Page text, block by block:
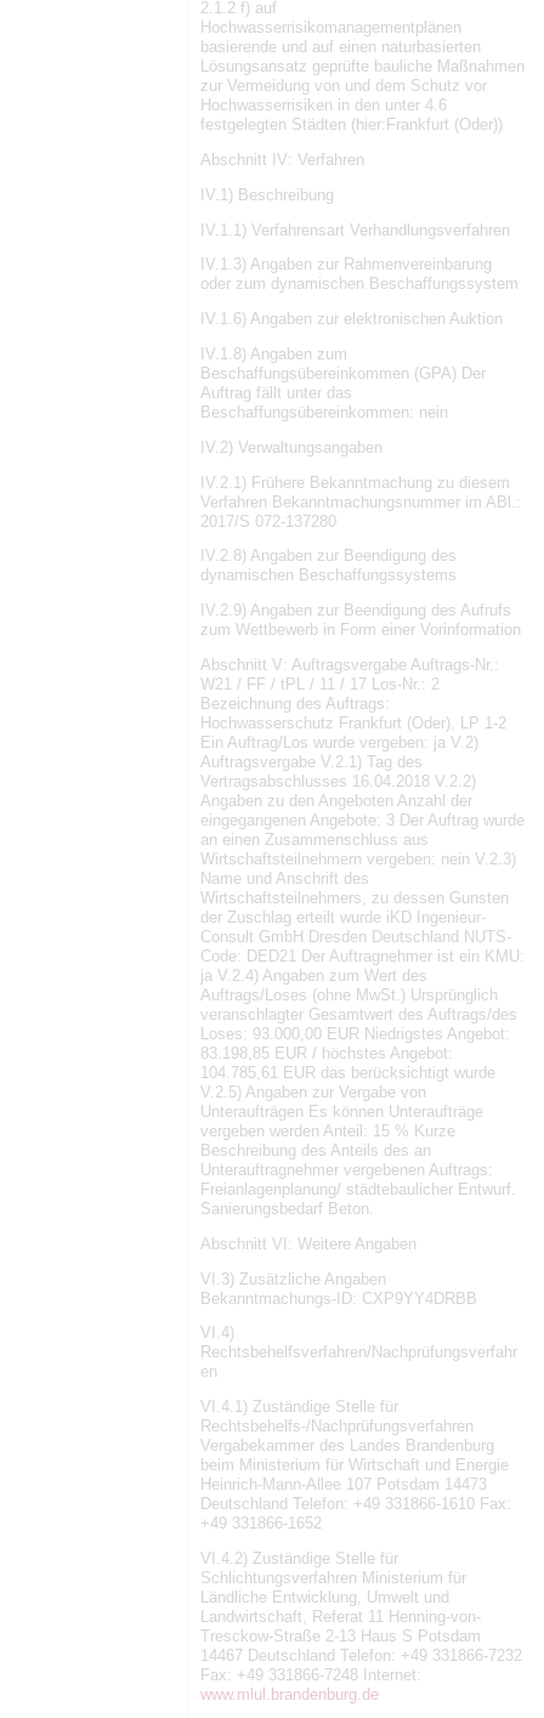
2.1.2 f) auf
Hochwasserrisikomanagementplänen
basierende und auf einen naturbasierten
Lösungsansatz geprüfte bauliche Maßnahmen
zur Vermeidung von und dem Schutz vor
Hochwasserrisiken in den unter 4.6
festgelegten Städten (hier:Frankfurt (Oder))
Abschnitt IV: Verfahren
IV.1) Beschreibung
IV.1.1) Verfahrensart Verhandlungsverfahren
IV.1.3) Angaben zur Rahmenvereinbarung
oder zum dynamischen Beschaffungssystem
IV.1.6) Angaben zur elektronischen Auktion
IV.1.8) Angaben zum
Beschaffungsübereinkommen (GPA) Der
Auftrag fällt unter das
Beschaffungsübereinkommen: nein
IV.2) Verwaltungsangaben
IV.2.1) Frühere Bekanntmachung zu diesem
Verfahren Bekanntmachungsnummer im ABl.:
2017/S 072-137280
IV.2.8) Angaben zur Beendigung des
dynamischen Beschaffungssystems
IV.2.9) Angaben zur Beendigung des Aufrufs
zum Wettbewerb in Form einer Vorinformation
Abschnitt V: Auftragsvergabe Auftrags-Nr.:
W21 / FF / tPL / 11 / 17 Los-Nr.: 2
Bezeichnung des Auftrags:
Hochwasserschutz Frankfurt (Oder), LP 1-2
Ein Auftrag/Los wurde vergeben: ja V.2)
Auftragsvergabe V.2.1) Tag des
Vertragsabschlusses 16.04.2018 V.2.2)
Angaben zu den Angeboten Anzahl der
eingegangenen Angebote: 3 Der Auftrag wurde
an einen Zusammenschluss aus
Wirtschaftsteilnehmern vergeben: nein V.2.3)
Name und Anschrift des
Wirtschaftsteilnehmers, zu dessen Gunsten
der Zuschlag erteilt wurde iKD Ingenieur-
Consult GmbH Dresden Deutschland NUTS-
Code: DED21 Der Auftragnehmer ist ein KMU:
ja V.2.4) Angaben zum Wert des
Auftrags/Loses (ohne MwSt.) Ursprünglich
veranschlagter Gesamtwert des Auftrags/des
Loses: 93.000,00 EUR Niedrigstes Angebot:
83.198,85 EUR / höchstes Angebot:
104.785,61 EUR das berücksichtigt wurde
V.2.5) Angaben zur Vergabe von
Unteraufträgen Es können Unteraufträge
vergeben werden Anteil: 15 % Kurze
Beschreibung des Anteils des an
Unterauftragnehmer vergebenen Auftrags:
Freianlagenplanung/ städtebaulicher Entwurf.
Sanierungsbedarf Beton.
Abschnitt VI: Weitere Angaben
VI.3) Zusätzliche Angaben
Bekanntmachungs-ID: CXP9YY4DRBB
VI.4)
Rechtsbehelfsverfahren/Nachprüfungsverfahr
en
VI.4.1) Zuständige Stelle für
Rechtsbehelfs-/Nachprüfungsverfahren
Vergabekammer des Landes Brandenburg
beim Ministerium für Wirtschaft und Energie
Heinrich-Mann-Allee 107 Potsdam 14473
Deutschland Telefon: +49 331866-1610 Fax:
+49 331866-1652
VI.4.2) Zuständige Stelle für
Schlichtungsverfahren Ministerium für
Ländliche Entwicklung, Umwelt und
Landwirtschaft, Referat 11 Henning-von-
Tresckow-Straße 2-13 Haus S Potsdam
14467 Deutschland Telefon: +49 331866-7232
Fax: +49 331866-7248 Internet:
www.mlul.brandenburg.de